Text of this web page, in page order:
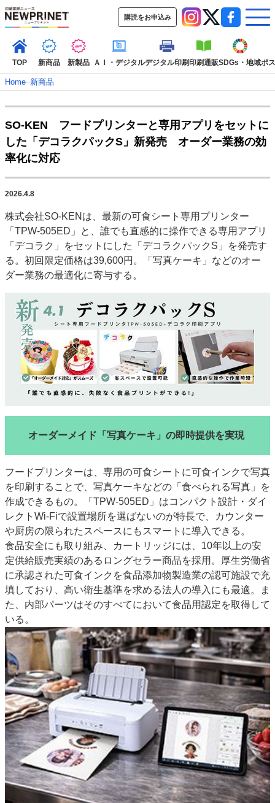
購読をお申込み
TOP 新商品 新製品 ＡＩ・デジタルデジタル印刷印刷通販SDGs・地域ポ
TOP
新着記事 特集記事
動画コンテンツ
インタビュー
コレクション
新商品
SDGs・地域
イベント 信用情報
市場・統計
人事・移転・異動・訃報
特集記事カテゴリー一覧
2022 見える化・MIS特集
JAPAN PACK 2023 特集
中古印刷機・製本機特集
2022 検査・校正特集
特集・デジタル印刷 ～ 新成長軌道を描く
案内
発刊案内
JFPI印刷用語集 印刷機材年鑑
Home–新商品
SO-KEN フードプリンターと専用アプリをセットに
した「デコラクパックS」新発売 オーダー業務の効
率化に対応
2026.4.8
株式会社SO-KENは、最新の可食シート専用プリンター
「TPW-505ED」と、誰でも直感的に操作できる専用アプリ
「デコラク」をセットにした「デコラクパックS」を発売す
る。初回限定価格は39,600円。「写真ケーキ」などのオー
ダー業務の最適化に寄与する。
オーダーメイド「写真ケーキ」の即時提供を実現
フードプリンターは、専用の可食シートに可食インクで写真
を印刷することで、写真ケーキなどの「食べられる写真」を
作成できるもの。「TPW-505ED」はコンパクト設計・ダイ
レクトWi-Fiで設置場所を選ばないのが特長で、カウンター
や厨房の限られたスペースにもスマートに導入できる。
食品安全にも取り組み、カートリッジには、10年以上の安
定供給販売実績のあるロングセラー商品を採用。厚生労働省
に承認された可食インクを食品添加物製造業の認可施設で充
填しており、高い衛生基準を求める法人の導入にも最適。ま
た、内部パーツはそのすべてにおいて食品用認定を取得して
いる。